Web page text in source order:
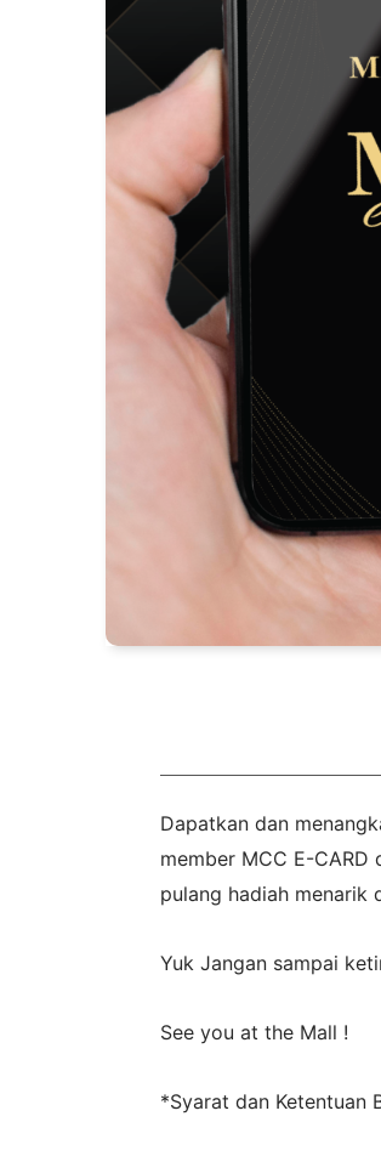
Dapatkan dan
member MCC E-
pulang hadiah menarik
Yuk Jangan sampai
See you at the Mall !
*Syarat dan Ketentuan